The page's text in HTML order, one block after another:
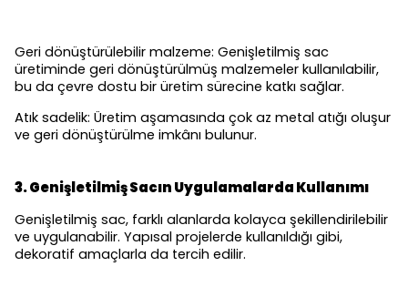
Geri dönüştürülebilir malzeme: Genişletilmiş sac
üretiminde geri dönüştürülmüş malzemeler kullanılabilir,
bu da çevre dostu bir üretim sürecine katkı sağlar.
Atık sadelik: Üretim aşamasında çok az metal atığı oluşur
ve geri dönüştürülme imkânı bulunur.
3. Genişletilmiş Sacın Uygulamalarda Kullanımı
Genişletilmiş sac, farklı alanlarda kolayca şekillendirilebilir
ve uygulanabilir. Yapısal projelerde kullanıldığı gibi,
dekoratif amaçlarla da tercih edilir.